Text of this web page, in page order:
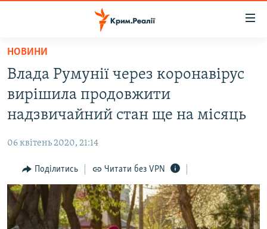
Перейти
основного
матеріалу
Перейти
до
основної
Перейти
до
пошуку
ВОДА.КРИМ
ВІДЕО ТА ФОТО
БЛОГИ
ПОГЛЯД
ІНТЕРВ'Ю
ВСЕ ЗА ДЕНЬ
НОВИНИ
Влада Румунії через коронавірус
вирішила продовжити
надзвичайний стан ще на місяць
06 квітень 2020, 21:14
Поділитись Читати без VPN